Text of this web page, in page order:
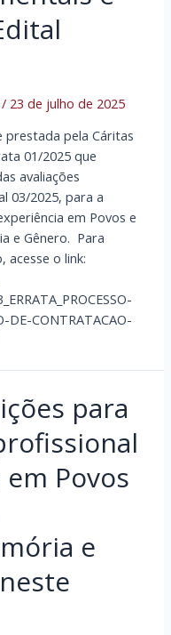
/ 23 de julho de 2025
prestada pela Cáritas
01/2025 que
avaliações
03/2025, para a
em Povos e
e Gênero. Para
acesse o link:
DE-CONTRATACAO-
para
Povos
e